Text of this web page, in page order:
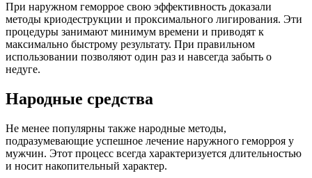
При наружном геморрое свою эффективность доказали
методы криодеструкции и проксимального лигирования. Эти
процедуры занимают минимум времени и приводят к
максимально быстрому результату. При правильном
использовании позволяют один раз и навсегда забыть о
недуге.
Народные средства
Не менее популярны также народные методы,
подразумевающие успешное лечение наружного геморроя у
мужчин. Этот процесс всегда характеризуется длительностью
и носит накопительный характер.